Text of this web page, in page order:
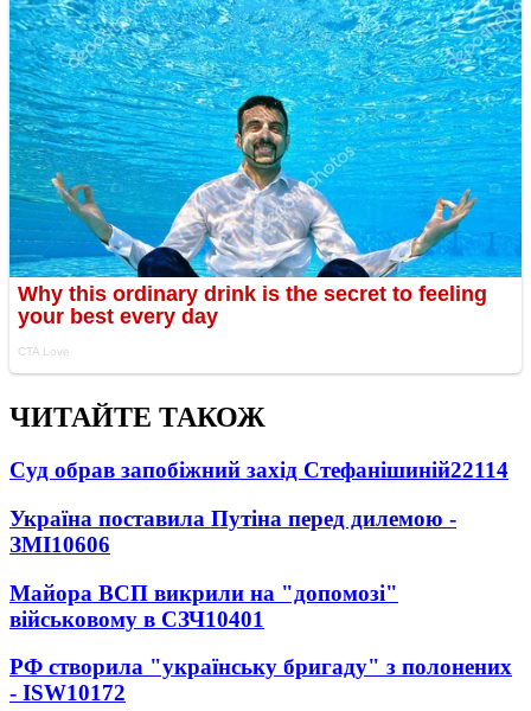
ЧИТАЙТЕ ТАКОЖ
Суд обрав запобіжний захід Стефанішиній22114
Україна поставила Путіна перед дилемою -
ЗМІ10606
Майора ВСП викрили на "допомозі"
військовому в СЗЧ10401
РФ створила "українську бригаду" з полонених
- ISW10172